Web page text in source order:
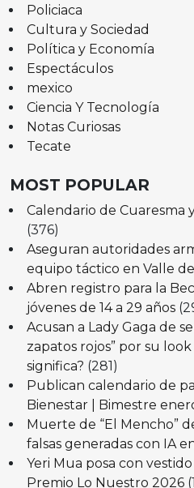
Policiaca
Cultura y Sociedad
Política y Economía
Espectáculos
mexico
Ciencia Y Tecnología
Notas Curiosas
Tecate
MOST POPULAR
Calendario de Cuaresma
(376)
Aseguran autoridades
equipo táctico en Valle
Abren registro para la
jóvenes de 14 a 29 años
Acusan a Lady Gaga de
zapatos rojos” por su
significa? (281)
Publican calendario de
Bienestar | Bimestre
Muerte de “El Mencho”
falsas generadas con IA
Yeri Mua posa con
Premio Lo Nuestro 2026